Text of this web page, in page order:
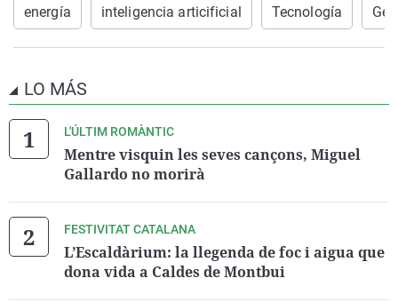
energía inteligencia articificial Tecnología
LO MÁS
L'ÚLTIM ROMÀNTIC
Mentre visquin les seves cançons, Miguel
Gallardo no morirà
FESTIVITAT CATALANA
L’Escaldàrium: la llegenda de foc i aigua que
dona vida a Caldes de Montbui